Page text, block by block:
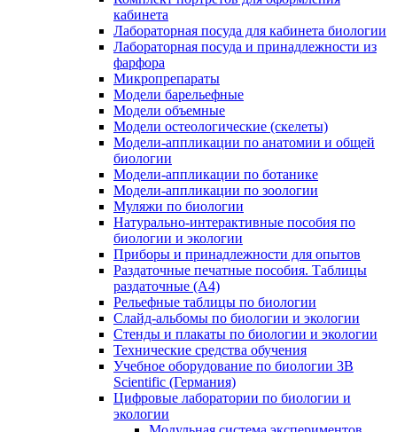
кабинета
Лабораторная посуда для кабинета биологии
Лабораторная посуда и принадлежности из
фарфора
Микропрепараты
Модели барельефные
Модели объемные
Модели остеологические (скелеты)
Модели-аппликации по анатомии и общей
биологии
Модели-аппликации по ботанике
Модели-аппликации по зоологии
Муляжи по биологии
Натурально-интерактивные пособия по
биологии и экологии
Приборы и принадлежности для опытов
Раздаточные печатные пособия. Таблицы
раздаточные (А4)
Рельефные таблицы по биологии
Слайд-альбомы по биологии и экологии
Стенды и плакаты по биологии и экологии
Технические средства обучения
Учебное оборудование по биологии 3B
Scientific (Германия)
Цифровые лаборатории по биологии и
экологии